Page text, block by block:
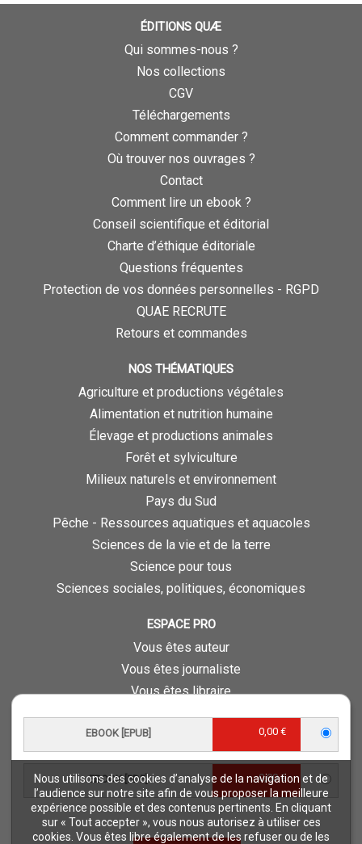
Nous utilisons des cookies d’analyse de la navigation et de
l’audience sur notre site afin de vous proposer la meilleure
expérience possible et des contenus pertinents. En cliquant
sur « Tout accepter », vous nous autorisez à utiliser ces
cookies. Vous êtes libre également de les refuser ou de les
EBOOK [EPUB] 0,00 €
EBOOK [PDF] 0,00 €
ÉDITIONS QUÆ
Qui sommes-nous ?
Nos collections
CGV
Téléchargements
Comment commander ?
Où trouver nos ouvrages ?
Contact
Comment lire un ebook ?
Conseil scientifique et éditorial
Charte d’éthique éditoriale
Questions fréquentes
Protection de vos données personnelles - RGPD
QUAE RECRUTE
Retours et commandes
NOS THÉMATIQUES
Agriculture et productions végétales
Alimentation et nutrition humaine
Élevage et productions animales
Forêt et sylviculture
Milieux naturels et environnement
Pays du Sud
Pêche - Ressources aquatiques et aquacoles
Sciences de la vie et de la terre
Science pour tous
Sciences sociales, politiques, économiques
ESPACE PRO
Vous êtes auteur
Vous êtes journaliste
Vous êtes libraire
Foreign rights
Procédure d'évaluation
NOTRE SITE
Quae © 2018
Mentions légales